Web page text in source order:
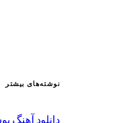
نوشته‌های بیشتر
دانلود آهنگ